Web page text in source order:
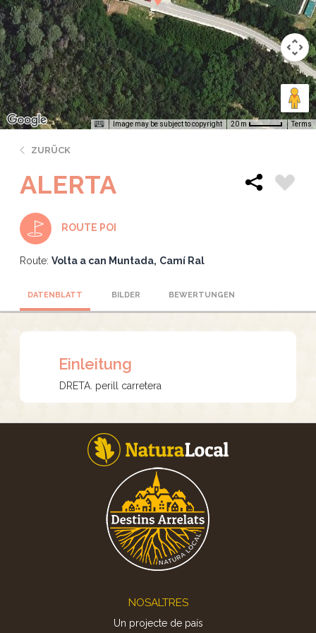
Image may be subject to copyright 20 m Terms
ZURÜCK
ALERTA
ROUTE POI
Route: Volta a can Muntada Camí Ral
DATENBLATT BILDER BEWERTUNGEN
Einleitung
DRETA. perill carretera
NOSALTRES
Un projecte de país